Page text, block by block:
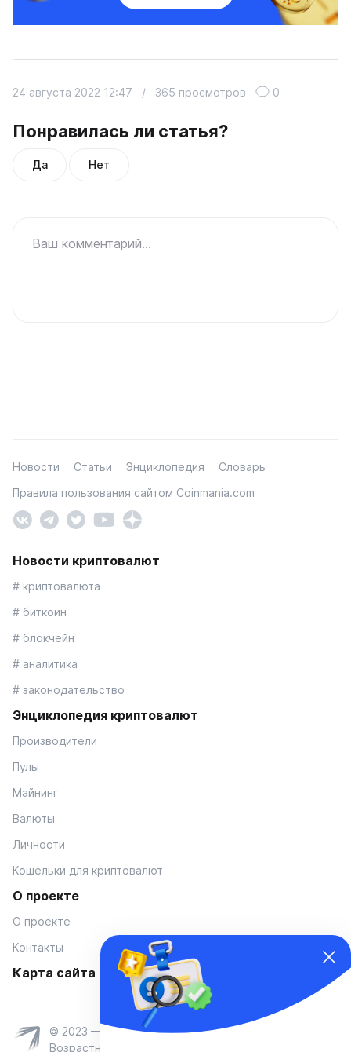
Понравилась ли статья?
Да Нет
24 августа 2022 12:47 / 365 просмотров 0
Ваш комментарий...
Новости Статьи Энциклопедия
Словарь
Правила пользования сайтом Coinmania.com
Новости криптовалют
# криптовалюта
# биткоин
# блокчейн
# аналитика
# законодательство
Энциклопедия криптовалют
Производители
Пулы
Майнинг
Валюты
Личности
Кошельки для криптовалют
О проекте
О проекте
Контакты
Карта сайта
© 2023 — Coinmania
Возрастное ограничение 16+